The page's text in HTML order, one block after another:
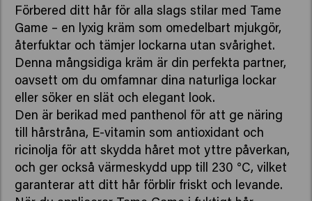
Förbered ditt hår för alla slags stilar med Tame
Game – en lyxig kräm som omedelbart mjukgör,
återfuktar och tämjer lockarna utan svårighet.
Denna mångsidiga kräm är din perfekta partner,
oavsett om du omfamnar dina naturliga lockar
eller söker en slät och elegant look.
Den är berikad med panthenol för att ge näring
till hårstråna, E-vitamin som antioxidant och
ricinolja för att skydda håret mot yttre påverkan,
och ger också värmeskydd upp till 230 °C, vilket
garanterar att ditt hår förblir friskt och levande.